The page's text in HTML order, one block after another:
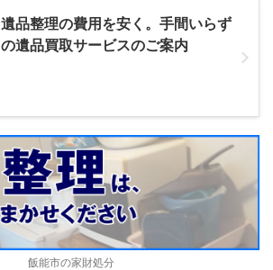
遺品整理の費用を安く。手間いらず
の遺品買取サービスのご案内
飯能市の家財処分